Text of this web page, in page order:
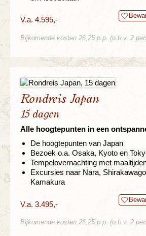
V.a. 4.595,-
Bijkomende kosten 26,25 p.p. (o.b.v. 2
Rondreis Japan
15 dagen
Alle hoogtepunten in een
De hoogtepunten van Japan
Bezoek o.a. Osaka, Kyoto en
Tempelovernachting met
Excursies naar Nara,
Kamakura
V.a. 3.495,-
Bijkomende kosten 26,25 p.p. (o.b.v. 2